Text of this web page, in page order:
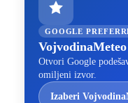
GOOGLE
Otvori Google
omiljeni izvor.
Izaberi